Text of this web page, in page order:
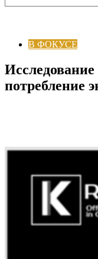
В ФОКУСЕ
потребление